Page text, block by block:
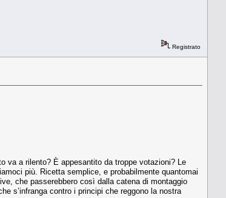
Registrato
va a rilento? È appesantito da troppe votazioni? Le
più. Ricetta semplice, e probabilmente quantomai
che passerebbero così dalla catena di montaggio
s’infranga contro i principi che reggono la nostra